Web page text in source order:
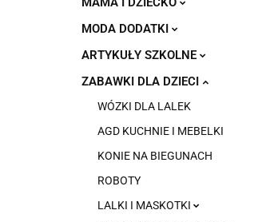
MODA DODATKI
ARTYKUŁY SZKOLNE
ZABAWKI DLA DZIECI
WÓZKI DLA LALEK
AGD KUCHNIE I MEBELKI
KONIE NA BIEGUNACH
ROBOTY
LALKI I MASKOTKI